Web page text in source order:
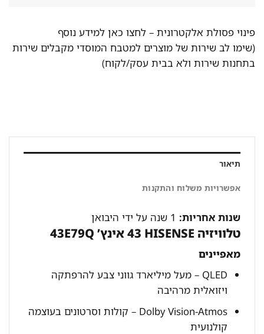
פינוי פסולת אלקטרונית –לחצו כאן למידע נוסף
(שימו לב שירות של מוצרים למטבח המוסדי מקבלים שירות
בתחנות שירות ולא בבית עסק/לקוח)
תיאור
אפשרויות משלוח והתקנות
שנות אחריות:1 שנה על ידי היבואן
טלוויזיה HISENSE ‏43 אינץ’ ‏43E79Q
מאפיינים
QLED – מעל מיליארד גווני צבע להרפתקה
ויזואלית מרהיבה
Dolby Vision-Atmos – קולות וסרטונים בעוצמה
קולנועית